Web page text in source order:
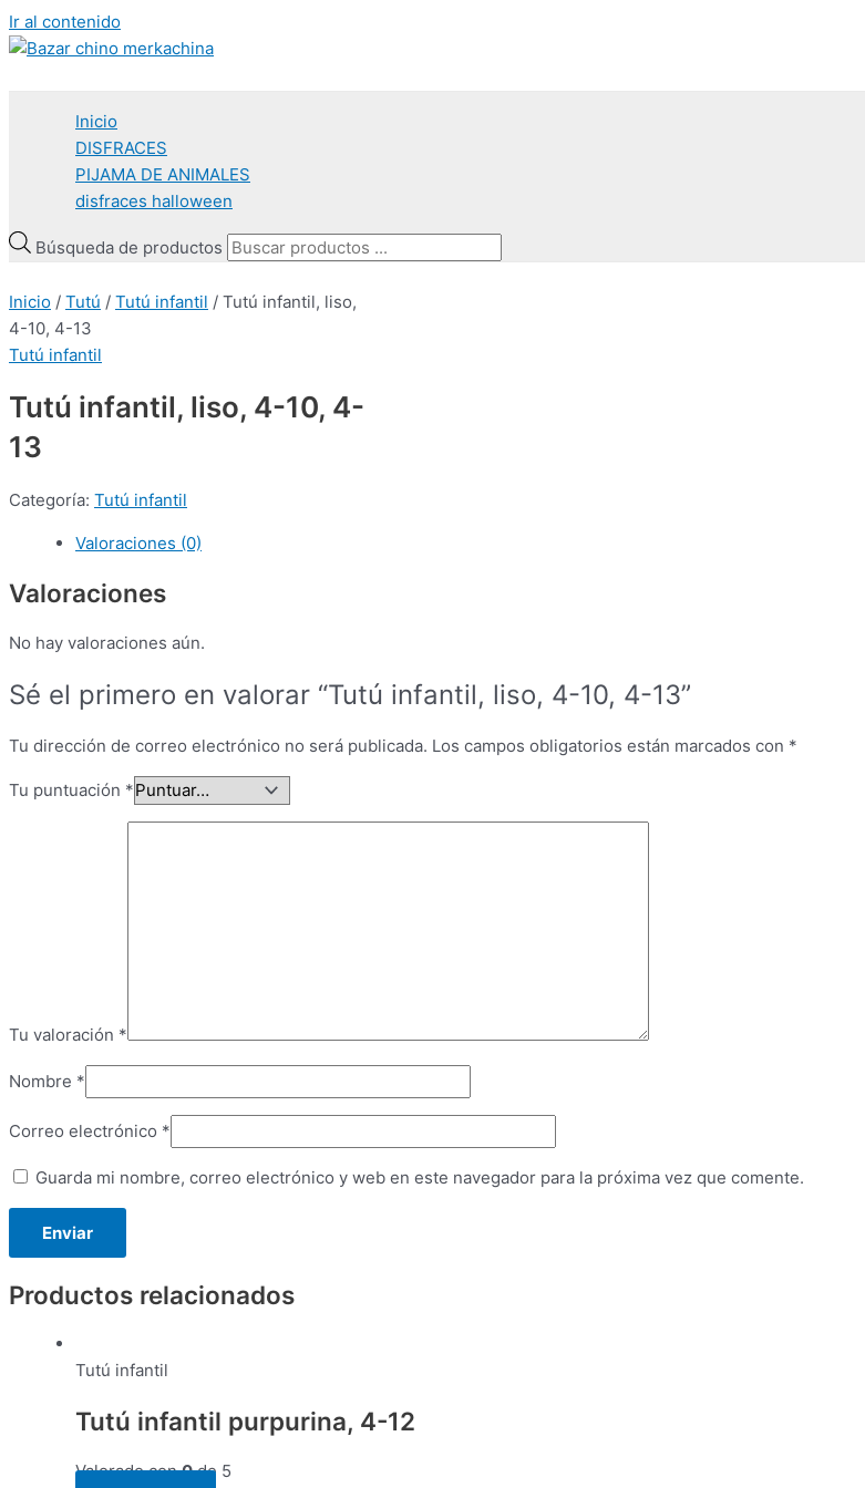
Ir al contenido
Inicio
DISFRACES
PIJAMA DE ANIMALES
disfraces halloween
Búsqueda de productos
Inicio / Tutú / Tutú infantil / Tutú infantil, liso,
4-10, 4-13
Tutú infantil
Tutú infantil, liso, 4-10, 4-
13
Categoría: Tutú infantil
Valoraciones (0)
Valoraciones
No hay valoraciones aún.
Sé el primero en valorar “Tutú infantil, liso, 4-10, 4-13”
Tu dirección de correo electrónico no será publicada. Los campos obligatorios están marcados con *
Tu puntuación *
Tu valoración *
Nombre *
Correo electrónico *
Guarda mi nombre, correo electrónico y web en este navegador para la próxima vez que comente.
Productos relacionados
Tutú infantil
Tutú infantil purpurina, 4-12
Valorado con0de 5